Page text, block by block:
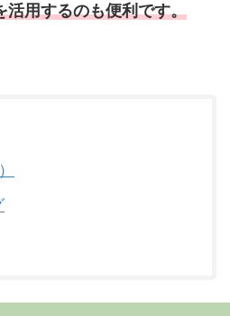
活用するのも便利です。